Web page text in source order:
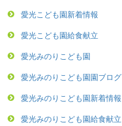
愛光こども園新着情報
愛光こども園給食献立
愛光みのりこども園
愛光みのりこども園園ブログ
愛光みのりこども園新着情報
愛光みのりこども園給食献立